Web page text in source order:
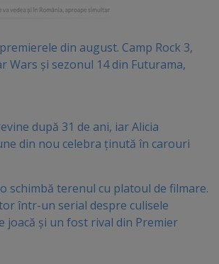
din august. Camp Rock 3,
Wars și sezonul 14 din Futurama,
după 31 de ani, iar Alicia
din nou celebra ținută în carouri
schimbă terenul cu platoul de filmare.
într-un serial despre culisele
joacă şi un fost rival din Premier